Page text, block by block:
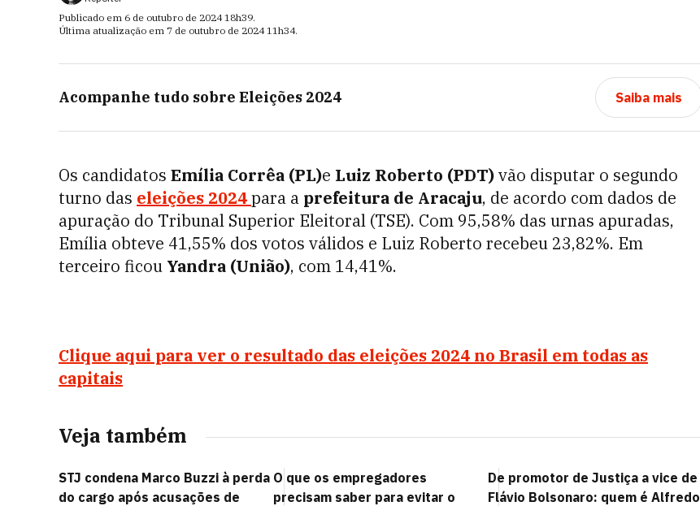
Publicado em 6 de outubro de 2024 18h39.
Última atualização em 7 de outubro de 2024 11h34.
Acompanhe tudo sobre Eleições 2024 Saiba mais
Os candidatos Emília Corrêa (PL)e Luiz Roberto (PDT)vão disputar o segundo
turno das eleições 2024para a prefeitura de Aracaju, de acordo com dados de
apuração do Tribunal Superior Eleitoral (TSE). Com 95,58% das urnas apuradas,
Emília obteve 41,55% dos votos válidos e Luiz Roberto recebeu 23,82%. Em
terceiro ficou Yandra (União), com 14,41%.
Clique aqui para ver o resultado das eleições 2024 no Brasil em todas as
capitais
Veja também
STJ condena Marco Buzzi à perda
do cargo após acusações de
O que os empregadores
precisam saber para evitar o
De promotor de Justiça a vice de
Flávio Bolsonaro: quem é Alfredo